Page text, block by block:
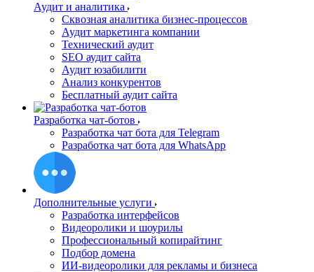
Аудит и аналитика
Сквозная аналитика бизнес-процессов
Аудит маркетинга компании
Технический аудит
SEO аудит сайта
Аудит юзабилити
Анализ конкурентов
Бесплатный аудит сайта
Разработка чат-ботов
Разработка чат бота для Telegram
Разработка чат бота для WhatsApp
Дополнительные услуги
Разработка интерфейсов
Видеоролики и шоурилы
Профессиональный копирайтинг
Подбор домена
ИИ-видеоролики для рекламы и бизнеса